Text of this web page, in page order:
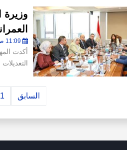
وزيرة
11:09 ص - الإثنين 3 أغسطس 2026
أكدت
السابق 1